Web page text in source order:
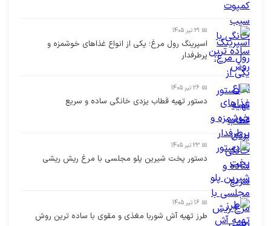
📅 31 تیر 1405
اسپرینگ رول مرغ؛ یکی از انواع غذاهای خوشمزه و
پرطرفدار
📅 26 تیر 1405
دستور تهیه قطاب یزدی خانگی ساده و سریع
📅 23 تیر 1405
دستور پخت شیرین پلو مجلسی با مرغ ریش ریشی
📅 16 تیر 1405
طرز تهیه آش شوربا مغذی و مقوی با ساده ترین روش